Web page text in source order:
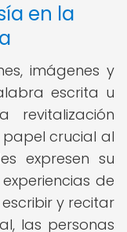
en la
imágenes y
escrita u
crucial al
expresen su
de
y recitar
las personas